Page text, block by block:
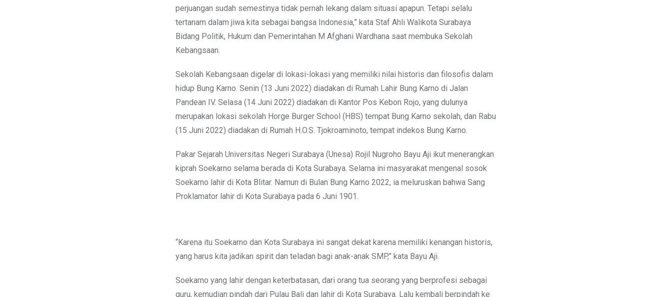
perjuangan sudah semestinya tidak pernah lekang dalam situasi apapun. Tetapi selalu
tertanam dalam jiwa kita sebagai bangsa Indonesia,” kata Staf Ahli Walikota Surabaya
Bidang Politik, Hukum dan Pemerintahan M Afghani Wardhana saat membuka Sekolah
Kebangsaan.
Sekolah Kebangsaan digelar di lokasi-lokasi yang memiliki nilai historis dan filosofis dalam
hidup Bung Karno. Senin (13 Juni 2022) diadakan di Rumah Lahir Bung Karno di Jalan
Pandean IV. Selasa (14 Juni 2022) diadakan di Kantor Pos Kebon Rojo, yang dulunya
merupakan lokasi sekolah Horge Burger School (HBS) tempat Bung Karno sekolah, dan Rabu
(15 Juni 2022) diadakan di Rumah H.O.S. Tjokroaminoto, tempat indekos Bung Karno.
Pakar Sejarah Universitas Negeri Surabaya (Unesa) Rojil Nugroho Bayu Aji ikut menerangkan
kiprah Soekarno selama berada di Kota Surabaya. Selama ini masyarakat mengenal sosok
Soekarno lahir di Kota Blitar. Namun di Bulan Bung Karno 2022, ia meluruskan bahwa Sang
Proklamator lahir di Kota Surabaya pada 6 Juni 1901.
“Karena itu Soekarno dan Kota Surabaya ini sangat dekat karena memiliki kenangan historis,
yang harus kita jadikan spirit dan teladan bagi anak-anak SMP,” kata Bayu Aji.
Soekarno yang lahir dengan keterbatasan, dari orang tua seorang yang berprofesi sebagai
guru, kemudian pindah dari Pulau Bali dan lahir di Kota Surabaya. Lalu kembali berpindah ke